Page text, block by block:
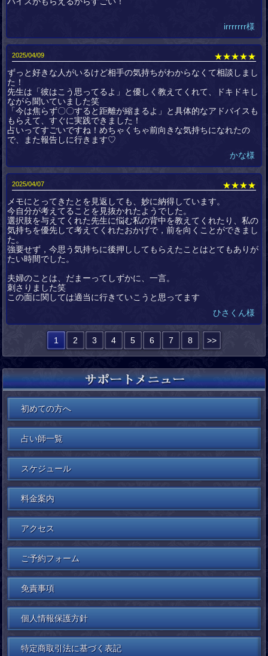
irrrrrrr様
2025/04/09
★★★★★
ずっと好きな人がいるけど相手の気持ちがわからなくて相談しまし
た！
先生は「彼はこう思ってるよ」と優しく教えてくれて、ドキドキし
ながら聞いていました笑
「今は焦らず〇〇すると距離が縮まるよ」と具体的なアドバイスも
もらえて、すぐに実践できました！
占いってすごいですね！めちゃくちゃ前向きな気持ちになれたの
で、また報告しに行きます♡
かな様
2025/04/07
★★★★
メモにとってきたとを見返しても、妙に納得しています。
今自分が考えてることを見抜かれたようでした。
選択肢を与えてくれた先生に悩む私の背中を教えてくれたり、私の
気持ちを優先して考えてくれたおかげで，前を向くことができまし
た。
強要せず，今思う気持ちに後押ししてもらえたことはとてもありが
たい時間でした。
夫婦のことは、だまーってしずかに、一言。
刺さりました笑
この面に関しては適当に行きていこうと思ってます
ひさくん様
1 2 3 4 5 6 7 8 >>
初めての方へ
占い師一覧
スケジュール
料金案内
アクセス
ご予約フォーム
免責事項
個人情報保護方針
特定商取引法に基づく表記